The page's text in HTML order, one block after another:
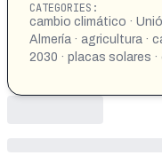
CATEGORIES:
cambio climático ·
Almería · agricultura ·
2030 · placas solares ·